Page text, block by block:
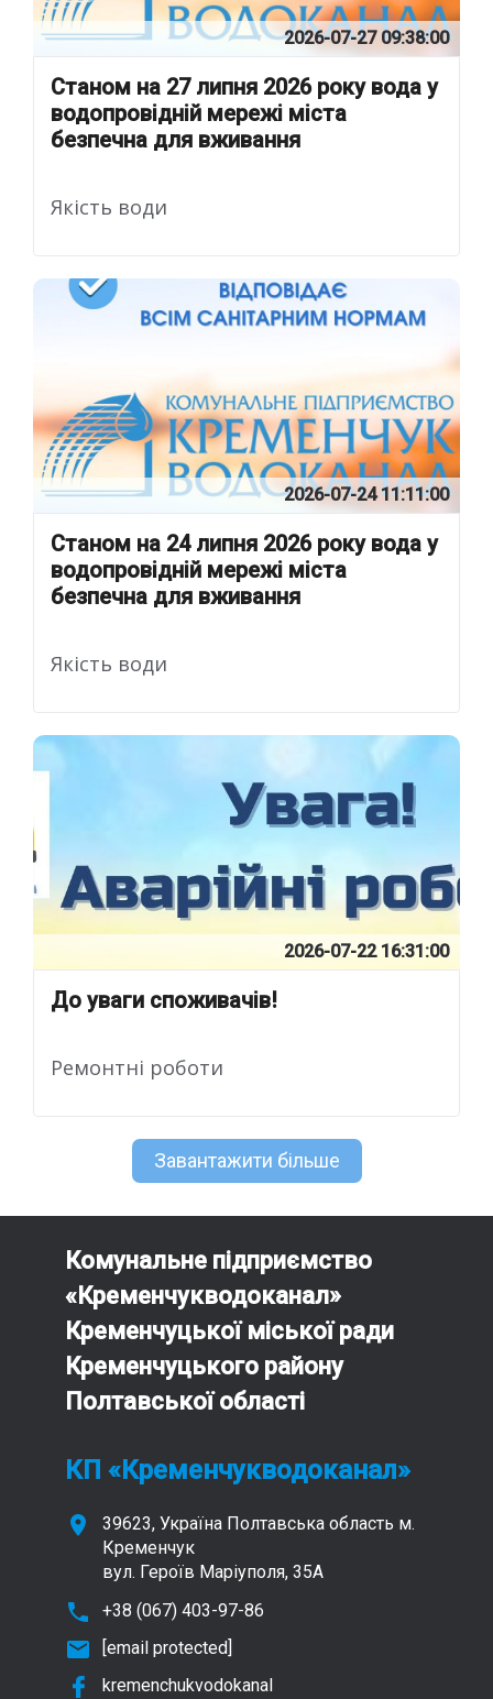
2026-07-27 09:38:00
Станом на 27 липня 2026 року вода у
водопровідній мережі міста
безпечна для вживання
Якість води
2026-07-24 11:11:00
Станом на 24 липня 2026 року вода у
водопровідній мережі міста
безпечна для вживання
Якість води
2026-07-22 16:31:00
До уваги споживачів!
Ремонтні роботи
Завантажити більше
Комунальне підприємство
«Кременчукводоканал»
Кременчуцької міської ради
Кременчуцького району
Полтавської області
КП «Кременчукводоканал»
39623, Україна Полтавська область м.
Кременчук
вул. Героїв Маріуполя, 35А
+38 (067) 403-97-86
[email protected]
kremenchukvodokanal